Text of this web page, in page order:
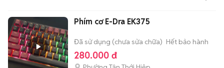
Phím cơ E-Dra EK375
Đã sử dụng (chưa sửa chữa) Hết bảo hành
280.000 đ